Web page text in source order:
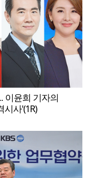
이윤희 기자의
시사'(1R)